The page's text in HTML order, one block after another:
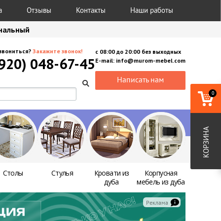
Отзывы Контакты Наши работы
с 08:00 до 20:00 без выходных
E-mail: info@murom-mebel.com
Написать нам
Закажите звонок!
048-67-45
Столы Стулья
Кровати из
дуба
Корпусная
мебель из дуба
0
КОРЗИНА